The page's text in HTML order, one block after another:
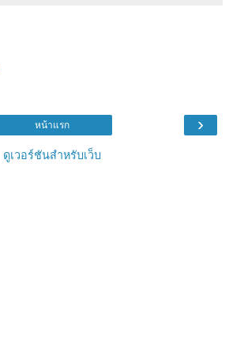
›
หน้าแรก
ดูเวอร์ชันสำหรับเว็บ